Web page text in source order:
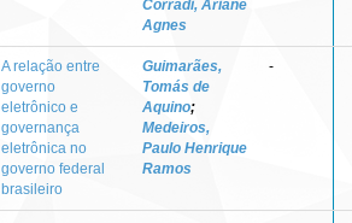
Corradi, Ariane
Agnes
A relação entre
governo
eletrônico e
governança
eletrônica no
governo federal
brasileiro
Guimarães,
Tomás de
Aquino;
Medeiros,
Paulo Henrique
Ramos
-